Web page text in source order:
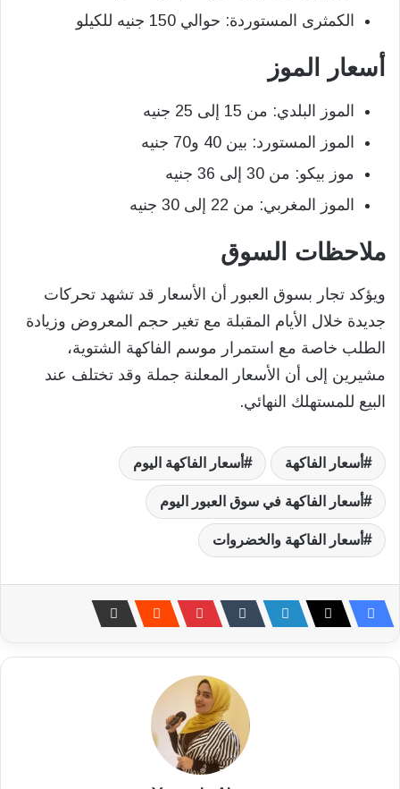
الكمثرى المستوردة: حوالي 150 جنيه للكيلو
أسعار الموز
الموز البلدي: من 15 إلى 25 جنيه
الموز المستورد: بين 40 و70 جنيه
موز بيكو: من 30 إلى 36 جنيه
الموز المغربي: من 22 إلى 30 جنيه
ملاحظات السوق
ويؤكد تجار بسوق العبور أن الأسعار قد تشهد تحركات
جديدة خلال الأيام المقبلة مع تغير حجم المعروض وزيادة
الطلب خاصة مع استمرار موسم الفاكهة الشتوية،
مشيرين إلى أن الأسعار المعلنة جملة وقد تختلف عند
البيع للمستهلك النهائي.
أسعار الفاكهة أسعار الفاكهة اليوم
أسعار الفاكهة في سوق العبور اليوم
أسعار الفاكهة والخضروات